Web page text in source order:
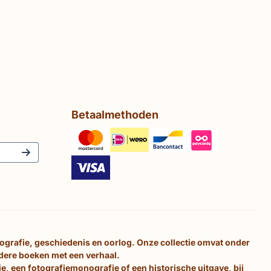
Betaalmethoden
geschiedenis en oorlog. Onze collectie omvat onder
boeken met een verhaal.
een fotografiemonografie of een historische uitgave, bij